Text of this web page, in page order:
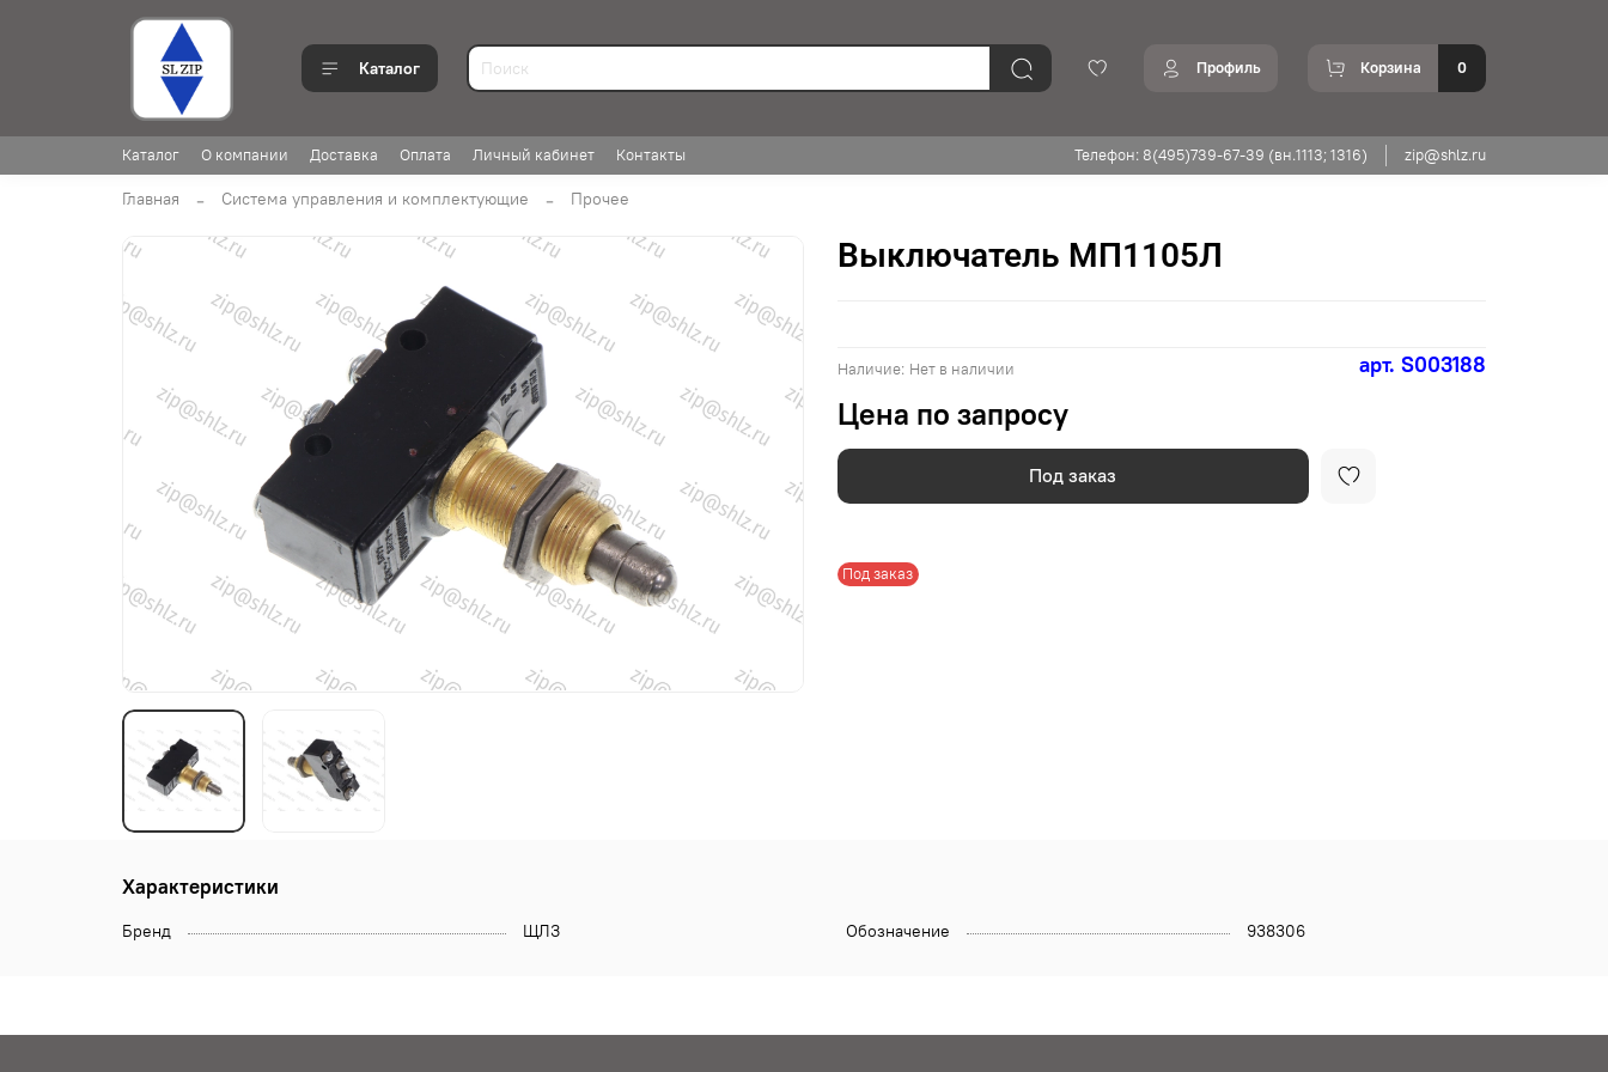
Каталог Профиль Корзина 0
Каталог О компании Доставка Оплата Личный кабинет Контакты Телефон: 8(495)739-67-39 (вн.1113; 1316) zip@shlz.ru
Главная Система управления и комплектующие Прочее
арт. S003188
Наличие: Нет в наличии
Под заказ
Выключатель МП1105Л
Цена по запросу
Под заказ
Характеристики
Бренд ЩЛЗ Обозначение 938306